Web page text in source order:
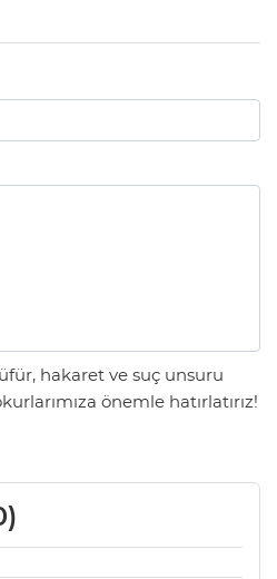
hakaret ve suç unsuru
önemle hatırlatırız!
)